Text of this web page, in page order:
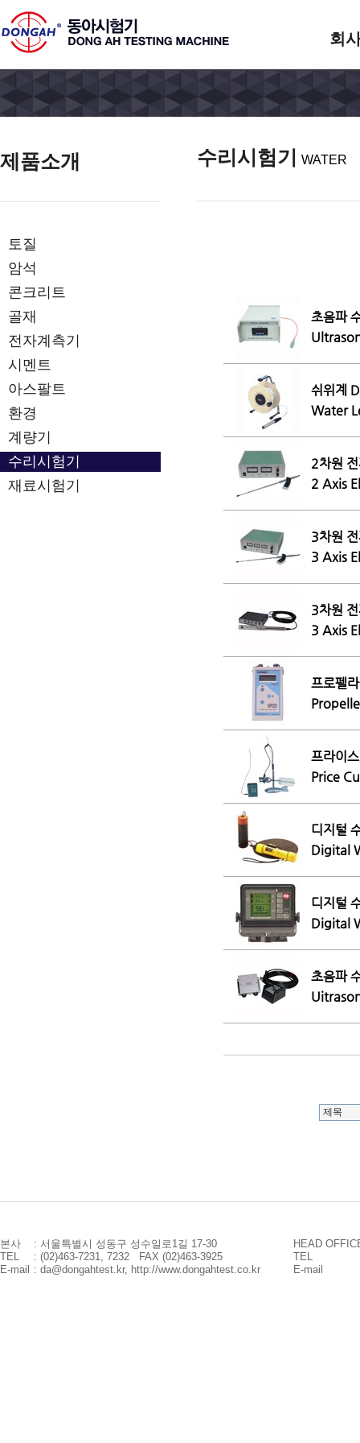
회
제품소개
토질
암석
콘크리트
골재
전자계측기
시멘트
아스팔트
환경
계량기
수리시험기
재료시험기
수리시험기 WATER
초음파
쉬위계
Water
2차원
2 Axis
3차원
3 Axis
3차원
3 Axis
프로펠
프라이
Price
디지털
Digital
디지털
Digital
초음파
본사 : 서울특별시 성동구 성수일로1길 17-30
HEAD
TEL
: (02)463-7231, 7232 FAX (02)463-3925
TEL
E-mail
: da@dongahtest.kr, http://www.dongahtest.co.kr E-mail